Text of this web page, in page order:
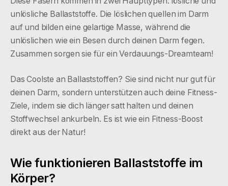
unlösliche Ballaststoffe. Die löslichen quellen im Darm
auf und bilden eine gelartige Masse, während die
unlöslichen wie ein Besen durch deinen Darm fegen.
Zusammen sorgen sie für ein Verdauungs-Dreamteam!
Das Coolste an Ballaststoffen? Sie sind nicht nur gut für
deinen Darm, sondern unterstützen auch deine Fitness-
Ziele, indem sie dich länger satt halten und deinen
Stoffwechsel ankurbeln. Es ist wie ein Fitness-Boost
direkt aus der Natur!
Wie funktionieren Ballaststoffe im
Körper?